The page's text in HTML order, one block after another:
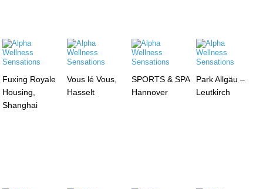
Fuxing Royale
Housing,
Shanghai
Vous lé Vous,
Hasselt
SPORTS & SPA
Hannover
Park Allgäu –
Leutkirch